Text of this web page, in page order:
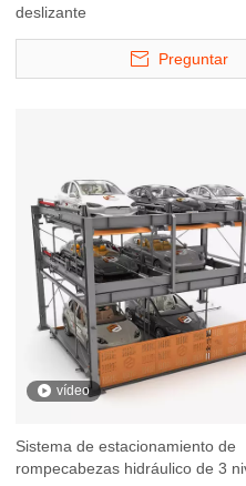
Serie ATP - Sistema de
deslizante
Preguntar
vídeo
Sistema de estacionamiento de
rompecabezas hidráulico de 3